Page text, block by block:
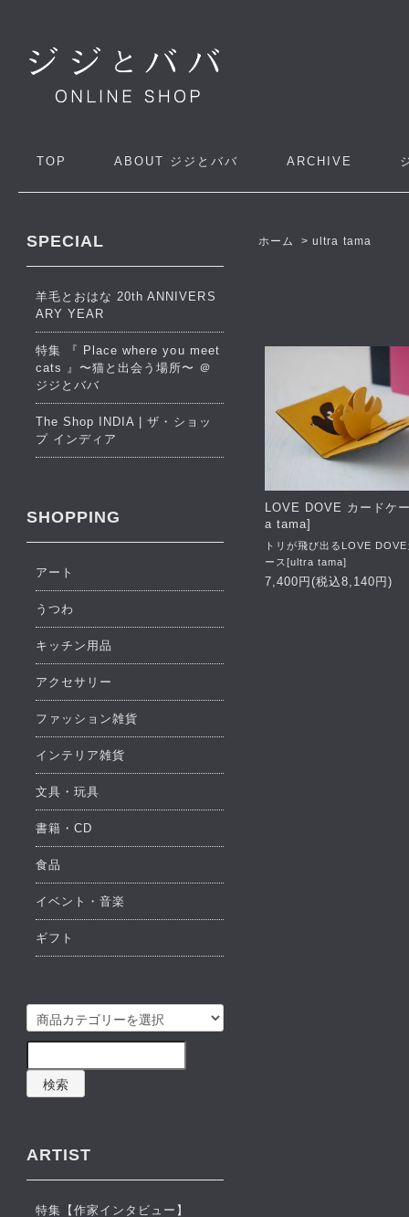
TOP ABOUT ジジとババ ARCHIVE
ホーム >ultra tama
LOVE DOVE カードケ
a tama]
トリが飛び出るLOVE
ース[ultra tama]
7,400円(税込8,140円)
SPECIAL
羊毛とおはな 20th ANNIVERS
ARY YEAR
特集 『 Place where you meet
cats 』〜猫と出会う場所〜 ＠
ジジとババ
The Shop INDIA | ザ・ショッ
プ インディア
SHOPPING
アート
うつわ
キッチン用品
アクセサリー
ファッション雑貨
インテリア雑貨
文具・玩具
書籍・CD
食品
イベント・音楽
ギフト
検索
ARTIST
特集【作家インタビュー】